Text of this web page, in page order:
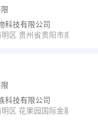
科技有限公司
明区 贵州省贵阳市南明区
科技有限公司
明区 花果园国际金融街2号